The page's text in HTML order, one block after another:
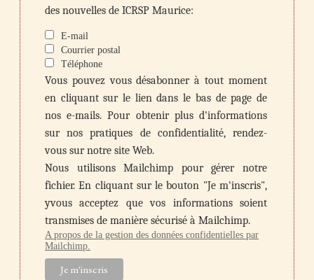
des nouvelles de ICRSP Maurice:
E-mail
Courrier postal
Téléphone
Vous pouvez vous désabonner à tout moment
en cliquant sur le lien dans le bas de page de
nos e-mails. Pour obtenir plus d'informations
sur nos pratiques de confidentialité, rendez-
vous sur notre site Web.
Nous utilisons Mailchimp pour gérer notre
fichier. En cliquant sur le bouton "Je m'inscris",
yvous acceptez que vos informations soient
transmises de manière sécurisé à Mailchimp.
A propos de la gestion des données confidentielles par
Mailchimp.